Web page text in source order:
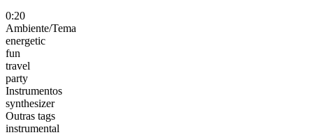
0:20
Ambiente/Tema
energetic
fun
travel
party
Instrumentos
synthesizer
Outras tags
instrumental